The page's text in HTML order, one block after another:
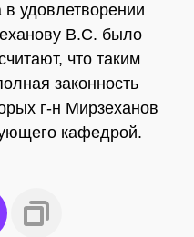
в удовлетворении
В.С. было
что таким
законность
г-н Мирзеханов
кафедрой.